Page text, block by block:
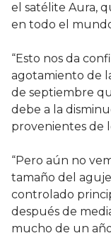
el satélite Aura,
en todo el
“Esto nos da
agotamiento de
de septiembre
debe a la
provenientes de
“Pero aún no
tamaño del
controlado
después de
mucho de un